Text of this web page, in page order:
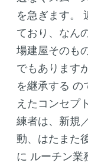
を急ぎます。
ており、なん
場建屋そのも
でもあります
を継承する の
えたコンセプ
練者は、新規
動、はたまた
に ルーチン業